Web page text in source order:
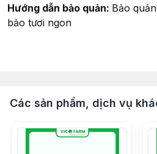
Hướng dẫn bảo quản: Bảo
bảo tươi ngon
Các sản phẩm, dịch vụ